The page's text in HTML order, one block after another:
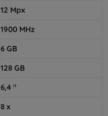
12 Mpx
1900 MHz
6 GB
128 GB
6,4 "
8 x